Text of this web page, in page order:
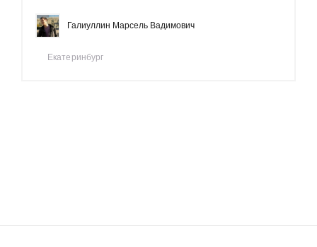
Галиуллин Марсель Вадимович
Екатеринбург